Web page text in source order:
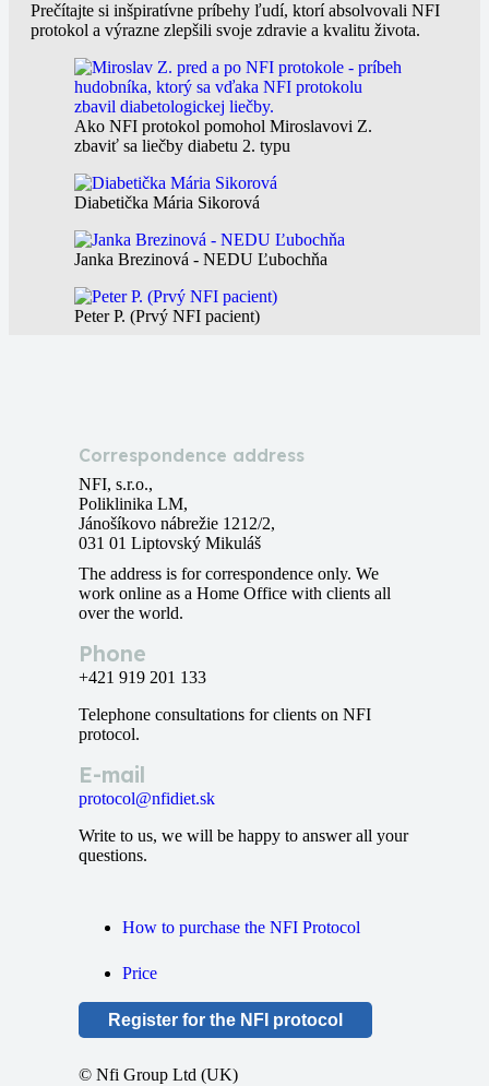
Prečítajte si inšpiratívne príbehy ľudí, ktorí absolvovali NFI
protokol a výrazne zlepšili svoje zdravie a kvalitu života.
Ako NFI protokol pomohol Miroslavovi Z.
zbaviť sa liečby diabetu 2. typu
Diabetička Mária Sikorová
Janka Brezinová - NEDU Ľubochňa
Peter P. (Prvý NFI pacient)
Correspondence address
NFI, s.r.o.,
Poliklinika LM,
Jánošíkovo nábrežie 1212/2,
031 01 Liptovský Mikuláš
The address is for correspondence only. We
work online as a Home Office with clients all
over the world.
Phone
+421 919 201 133
Telephone consultations for clients on NFI
protocol.
E-mail
protocol@nfidiet.sk
Write to us, we will be happy to answer all your
questions.
How to purchase the NFI Protocol
Price
Register for the NFI protocol
© Nfi Group Ltd (UK)